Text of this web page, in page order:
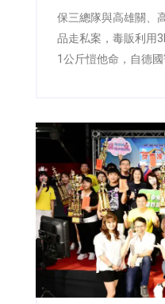
保三總隊與高雄關、
品走私案，毒販利用
1公斤愷他命，自德